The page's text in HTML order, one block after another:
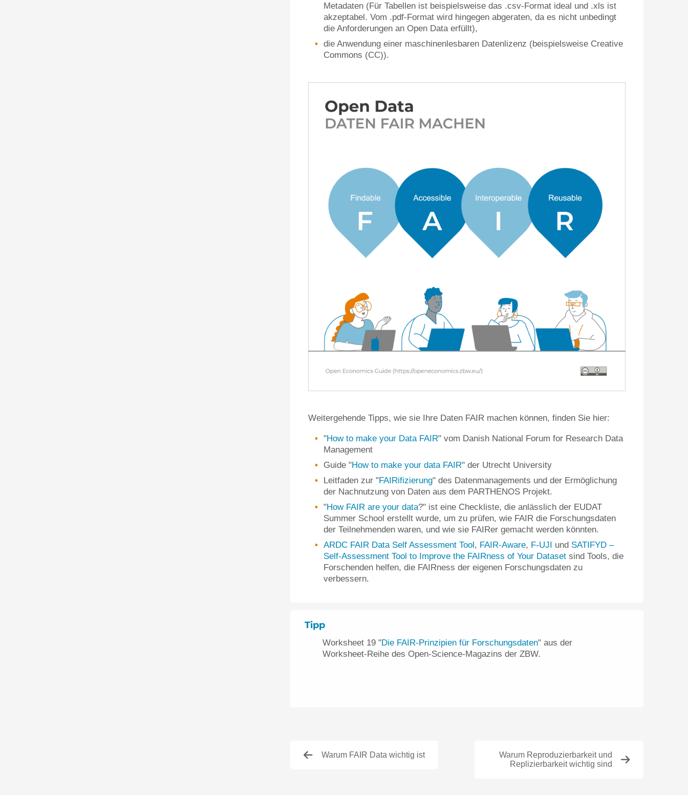
Metadaten (Für Tabellen ist beispielsweise das .csv-Format ideal und .xls ist
akzeptabel. Vom .pdf-Format wird hingegen abgeraten, da es nicht unbedingt
die Anforderungen an Open Data erfüllt),
die Anwendung einer maschinenlesbaren Datenlizenz (beispielsweise Creative
Commons (CC)).
Weitergehende Tipps, wie sie Ihre Daten FAIR machen können, finden Sie hier:
"How to make your Data FAIR" vom Danish National Forum for Research Data
Management
Guide "How to make your data FAIR" der Utrecht University
Leitfaden zur "FAIRifizierung" des Datenmanagements und der Ermöglichung
der Nachnutzung von Daten aus dem PARTHENOS Projekt.
"How FAIR are your data?" ist eine Checkliste, die anlässlich der EUDAT
Summer School erstellt wurde, um zu prüfen, wie FAIR die Forschungsdaten
der Teilnehmenden waren, und wie sie FAIRer gemacht werden könnten.
ARDC FAIR Data Self Assessment Tool , FAIR-Aware, F-UJI und SATIFYD –
Self-Assessment Tool to Improve the FAIRness of Your Dataset sind Tools, die
Forschenden helfen, die FAIRness der eigenen Forschungsdaten zu
verbessern.
Tipp
Worksheet 19 "Die FAIR-Prinzipien für Forschungsdaten" aus der
Worksheet-Reihe des Open-Science-Magazins der ZBW.
Warum FAIR Data wichtig ist
Warum Reproduzierbarkeit und
Replizierbarkeit wichtig sind